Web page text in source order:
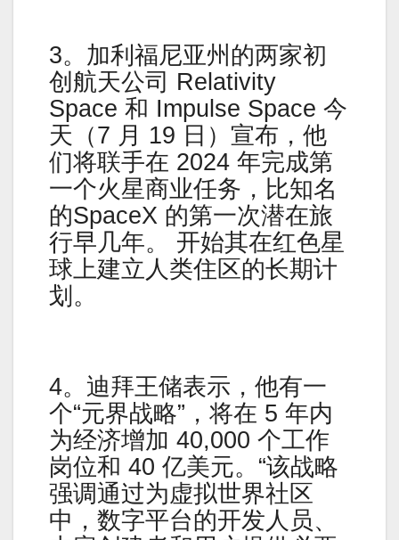
3。加利福尼亚州的两家初
创航天公司 Relativity
Space 和 Impulse Space 今
天（7 月 19 日）宣布，他
们将联手在 2024 年完成第
一个火星商业任务，比知名
的SpaceX 的第一次潜在旅
行早几年。 开始其在红色星
球上建立人类住区的长期计
划。
4。迪拜王储表示，他有一
个“元界战略”，将在 5 年内
为经济增加 40,000 个工作
岗位和 40 亿美元。“该战略
强调通过为虚拟世界社区
中，数字平台的开发人员、